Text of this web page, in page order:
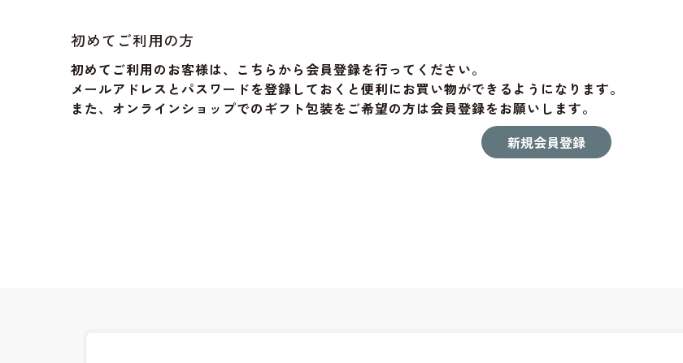
初めてご利用の方
初めてご利用のお客様は、こちらから会員登録を行ってください。
メールアドレスとパスワードを登録しておくと便利にお買い物ができるようになります。
また、オンラインショップでのギフト包装をご希望の方は会員登録をお願いします。